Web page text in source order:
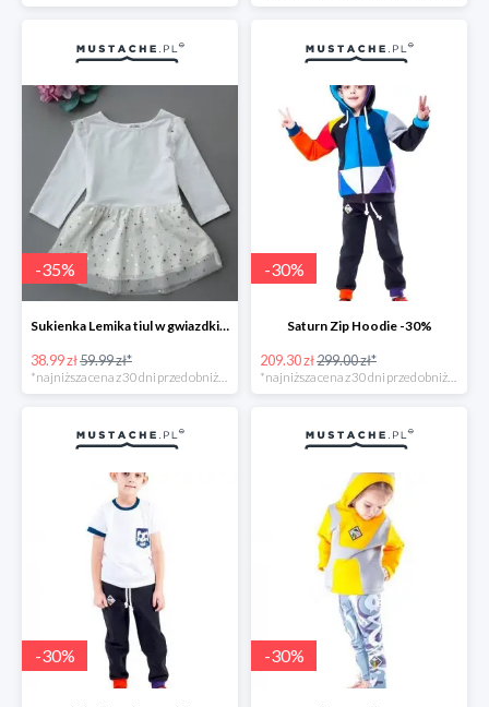
-35%
Sukienka Lemika tiul w gwiazdki -35%
38.99 zł59.99 zł*
-30%
Saturn Zip Hoodie -30%
209.30 zł299.00 zł*
-30% -30%